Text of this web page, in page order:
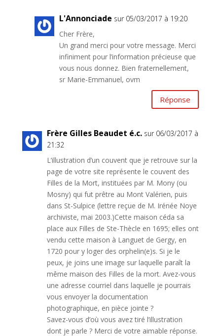
L'Annonciade sur 05/03/2017 à 19:20
Cher Frère,
Un grand merci pour votre message. Merci
infiniment pour l’information précieuse que
vous nous donnez. Bien fraternellement,
sr Marie-Emmanuel, ovm
Réponse
Frère Gilles Beaudet é.c. sur 06/03/2017 à
21:32
L’illustration d’un couvent que je retrouve sur la
page de votre site représente le couvent des
Filles de la Mort, instituées par M. Mony (ou
Mosny) qui fut prêtre au Mont Valérien, puis
dans St-Sulpice (lettre reçue de M. Irénée Noye
archiviste, mai 2003.)Cette maison céda sa
place aux Filles de Ste-Thècle en 1695; elles ont
vendu cette maison à Languet de Gergy, en
1720 pour y loger des orphelin(e)s. Si je le
peux, je joins une image sur laquelle paraît la
même maison des Filles de la mort. Avez-vous
une adresse courriel dans laquelle je pourrais
vous envoyer la documentation
photographique, en pièce jointe ?
Savez-vous d’où vous avez tiré l’illustration
dont je parle ? Merci de votre aimable réponse.